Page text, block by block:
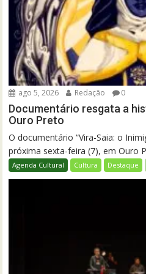
ago 5, 2026 Redação 0
Documentário resgata a
Ouro Preto
O documentário “Vira-Saia: o
próxima sexta-feira (7), em Ouro
Agenda Cultural Cultura Destaque